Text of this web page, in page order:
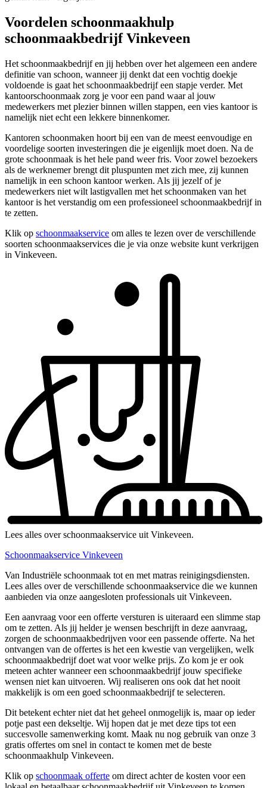
Voordelen schoonmaakhulp
schoonmaakbedrijf Vinkeveen
Het schoonmaakbedrijf en jij hebben over het algemeen een andere
definitie van schoon, wanneer jij denkt dat een vochtig doekje
voldoende is gaat het schoonmaakbedrijf een stapje verder. Met
kantoorschoonmaak zorg je voor een pand waar al jouw
medewerkers met plezier binnen willen stappen, een vies kantoor is
namelijk niet echt een lekkere binnenkomer.
Kantoren schoonmaken hoort bij een van de meest eenvoudige en
voordelige soorten investeringen die je eigenlijk moet doen. Na de
grote schoonmaak is het hele pand weer fris. Voor zowel bezoekers
als de werknemer brengt dit pluspunten met zich mee, zij kunnen
namelijk in een schoon kantoor werken. Als jij jezelf of je
medewerkers niet wilt lastigvallen met het schoonmaken van het
kantoor is het verstandig om een professioneel schoonmaakbedrijf in
te zetten.
Klik op schoonmaakservice om alles te lezen over de verschillende
soorten schoonmaakservices die je via onze website kunt verkrijgen
in Vinkeveen.
Lees alles over schoonmaakservice uit Vinkeveen.
Schoonmaakservice Vinkeveen
Van Industriële schoonmaak tot en met matras reinigingsdiensten.
Lees alles over de verschillende schoonmaakservice die we kunnen
aanbieden via onze aangesloten professionals uit Vinkeveen.
Een aanvraag voor een offerte versturen is uiteraard een slimme stap
om te zetten. Als jij helder je wensen beschrijft in deze aanvraag,
zorgen de schoonmaakbedrijven voor een passende offerte. Na het
ontvangen van de offertes is het een kwestie van vergelijken, welk
schoonmaakbedrijf doet wat voor welke prijs. Zo kom je er ook
meteen achter wanneer een schoonmaakbedrijf jouw specifieke
wensen niet kan uitvoeren. Wij realiseren ons ook dat het nooit
makkelijk is om een goed schoonmaakbedrijf te selecteren.
Dit betekent echter niet dat het geheel onmogelijk is, maar op ieder
potje past een dekseltje. Wij hopen dat je met deze tips tot een
succesvolle samenwerking komt. Maak nu nog gebruik van onze 3
gratis offertes om snel in contact te komen met de beste
schoonmaakhulp Vinkeveen.
Klik op schoonmaak offerte om direct achter de kosten voor een